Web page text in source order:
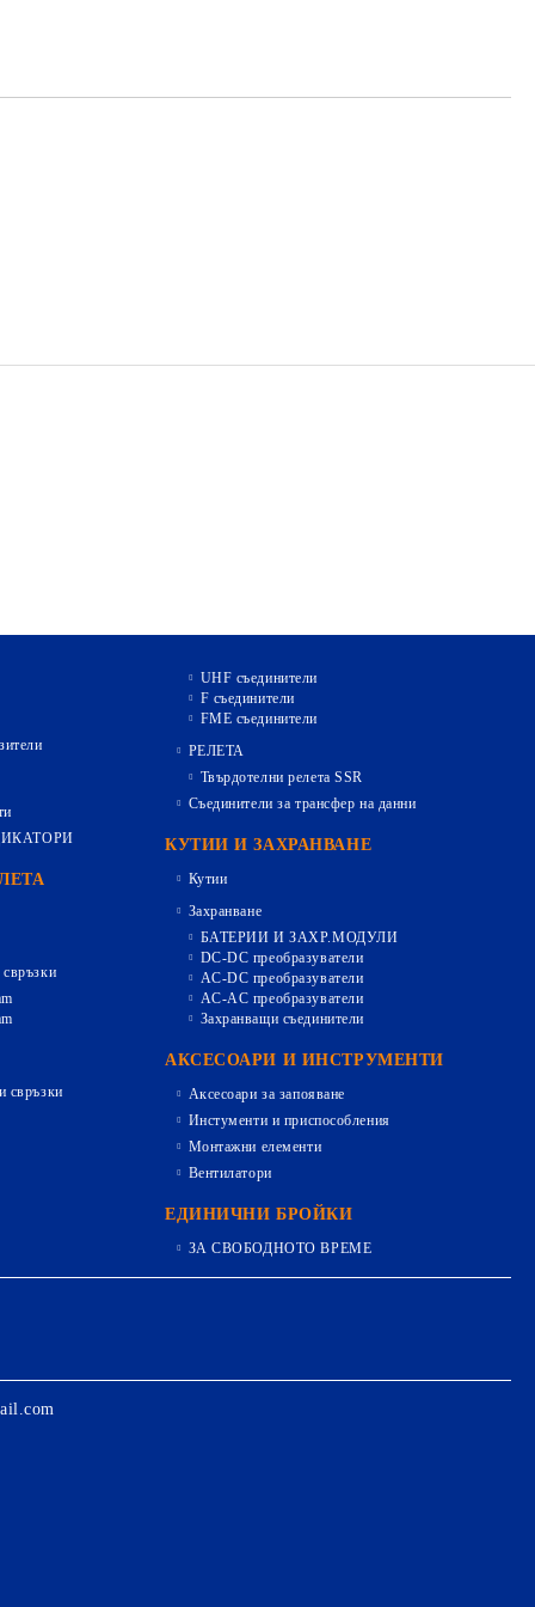
свръзки
свръзки
UHF съединители
F съединители
FME съединители
РЕЛЕТА
Твърдотелни релета SSR
Съединители за трансфер на данни
КУТИИ И ЗАХРАНВАНЕ
Кутии
Захранване
БАТЕРИИ И ЗАХР.МОДУЛИ
DC-DC преобразуватели
AC-DC преобразуватели
AC-AC преобразуватели
Захранващи съединители
АКСЕСОАРИ И ИНСТРУМЕНТИ
Аксесоари за запояване
Инстументи и приспособления
Монтажни елементи
Вентилатори
ЕДИНИЧНИ БРОЙКИ
ЗА СВОБОДНОТО ВРЕМЕ